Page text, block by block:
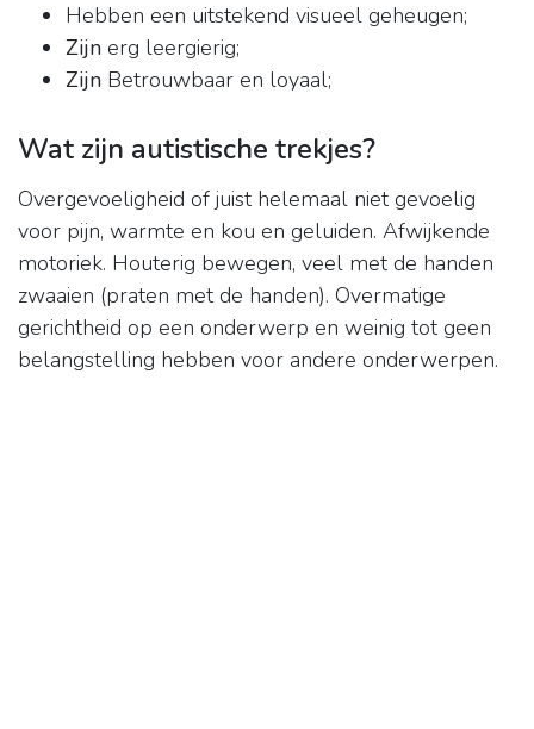
Hebben een uitstekend visueel geheugen;
Zijn erg leergierig;
Zijn Betrouwbaar en loyaal;
Wat zijn autistische trekjes?
Overgevoeligheid of juist helemaal niet gevoelig
voor pijn, warmte en kou en geluiden. Afwijkende
motoriek. Houterig bewegen, veel met de handen
zwaaien (praten met de handen). Overmatige
gerichtheid op een onderwerp en weinig tot geen
belangstelling hebben voor andere onderwerpen.